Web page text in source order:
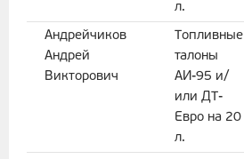
л.
Андрейчиков
Андрей
Викторович
Топливные
талоны
АИ-95 и/
или ДТ-
Евро на 20
л.